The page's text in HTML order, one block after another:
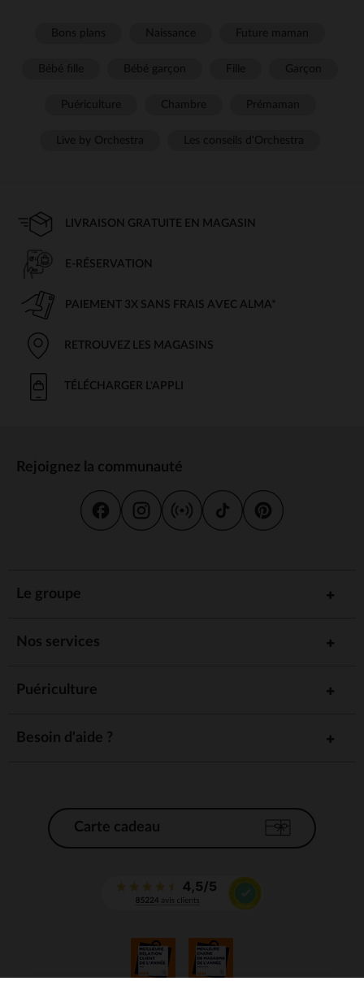
LIVRAISON GRATUITE EN MAGASIN
E-RÉSERVATION
PAIEMENT 3X SANS FRAIS AVEC ALMA*
RETROUVEZ LES MAGASINS
TÉLÉCHARGER L'APPLI
Rejoignez la communauté
Le groupe
Nos services
Puériculture
Besoin d'aide ?
Carte cadeau